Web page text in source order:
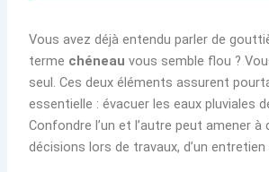
Vous avez déjà entendu parler de
terme chéneau vous semble flou ?
seul. Ces deux éléments assurent
essentielle : évacuer les eaux pluviales
Confondre l’un et l’autre peut amener à
décisions lors de travaux, d’un entretien